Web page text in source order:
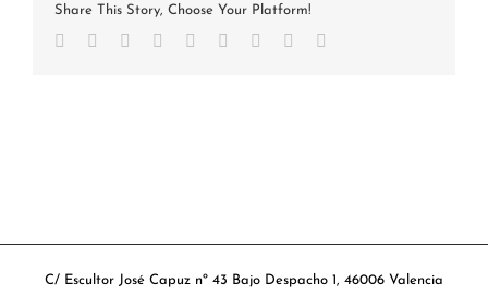
Share This Story, Choose Your Platform!
Facebook
TwitterReddit LinkedInWhatsApp
TumblrPinterest
C/ Escultor José Capuz nº 43 Bajo Despacho 1, 46006 Valencia